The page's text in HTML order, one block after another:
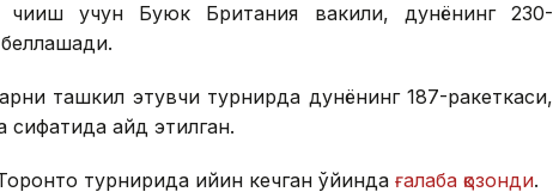
учун Буюк Британия вакили, дунёнинг 230-
ташкил этувчи турнирда дунёнинг 187-ракеткаси,
қайд этилган.
турнирида қийин кечган ўйинда ғалаба қозонди.